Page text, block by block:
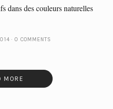
dans des couleurs naturelles
0 COMMENTS
MORE